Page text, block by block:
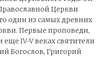
Церкви
один из самых древних
Первые проповеди,
IV-V веках святители
Богослов, Григорий